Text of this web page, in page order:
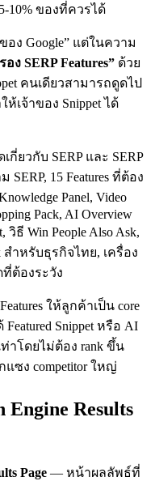
10% ของที่ควรได้
อง Google” แต่ในความ
อง SERP Features” ด้วย
คนเดียวสามารถดูดไป
ห้เจ้าของ Snippet ได้
ยวกับ SERP และ SERP
15 Features ที่ต้อง
Panel, Video
Pack, AI Overview
วิธี Win People Also Ask,
สำหรับธุรกิจไทย, เครื่อง
ที่ต้องระวัง
ให้ลูกค้าเป็น core
Snippet หรือ AI
ท่าโดยไม่ต้อง rank ขึ้น
ซง competitor ใหญ่
Results
Page — หน้าผลลัพธ์ที่